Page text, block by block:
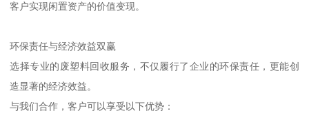
客户实现闲置资产的价值变现。
环保责任与经济效益双赢
选择专业的废塑料回收服务，不仅履行了企业的环保责任，更能创
造显著的经济效益。
与我们合作，客户可以享受以下优势：